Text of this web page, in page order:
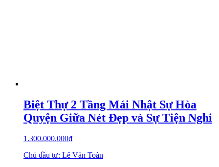
Biệt Thự 2 Tầng Mái Nhật Sự Hòa
Quyện Giữa Nét Đẹp và Sự Tiện Nghi
1.300.000.000₫
Chủ đầu tư: Lê Văn Toàn